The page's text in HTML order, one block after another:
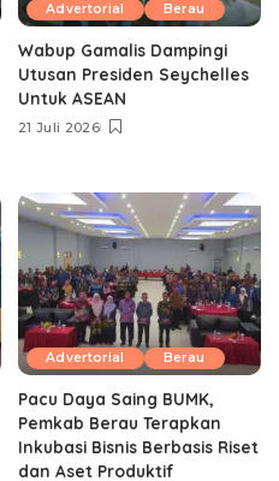
Advertorial Berau
Wabup Gamalis Dampingi
Utusan Presiden Seychelles
Untuk ASEAN
21 Juli 2026
Advertorial Berau
Pacu Daya Saing BUMK,
Pemkab Berau Terapkan
Inkubasi Bisnis Berbasis Riset
dan Aset Produktif ‎